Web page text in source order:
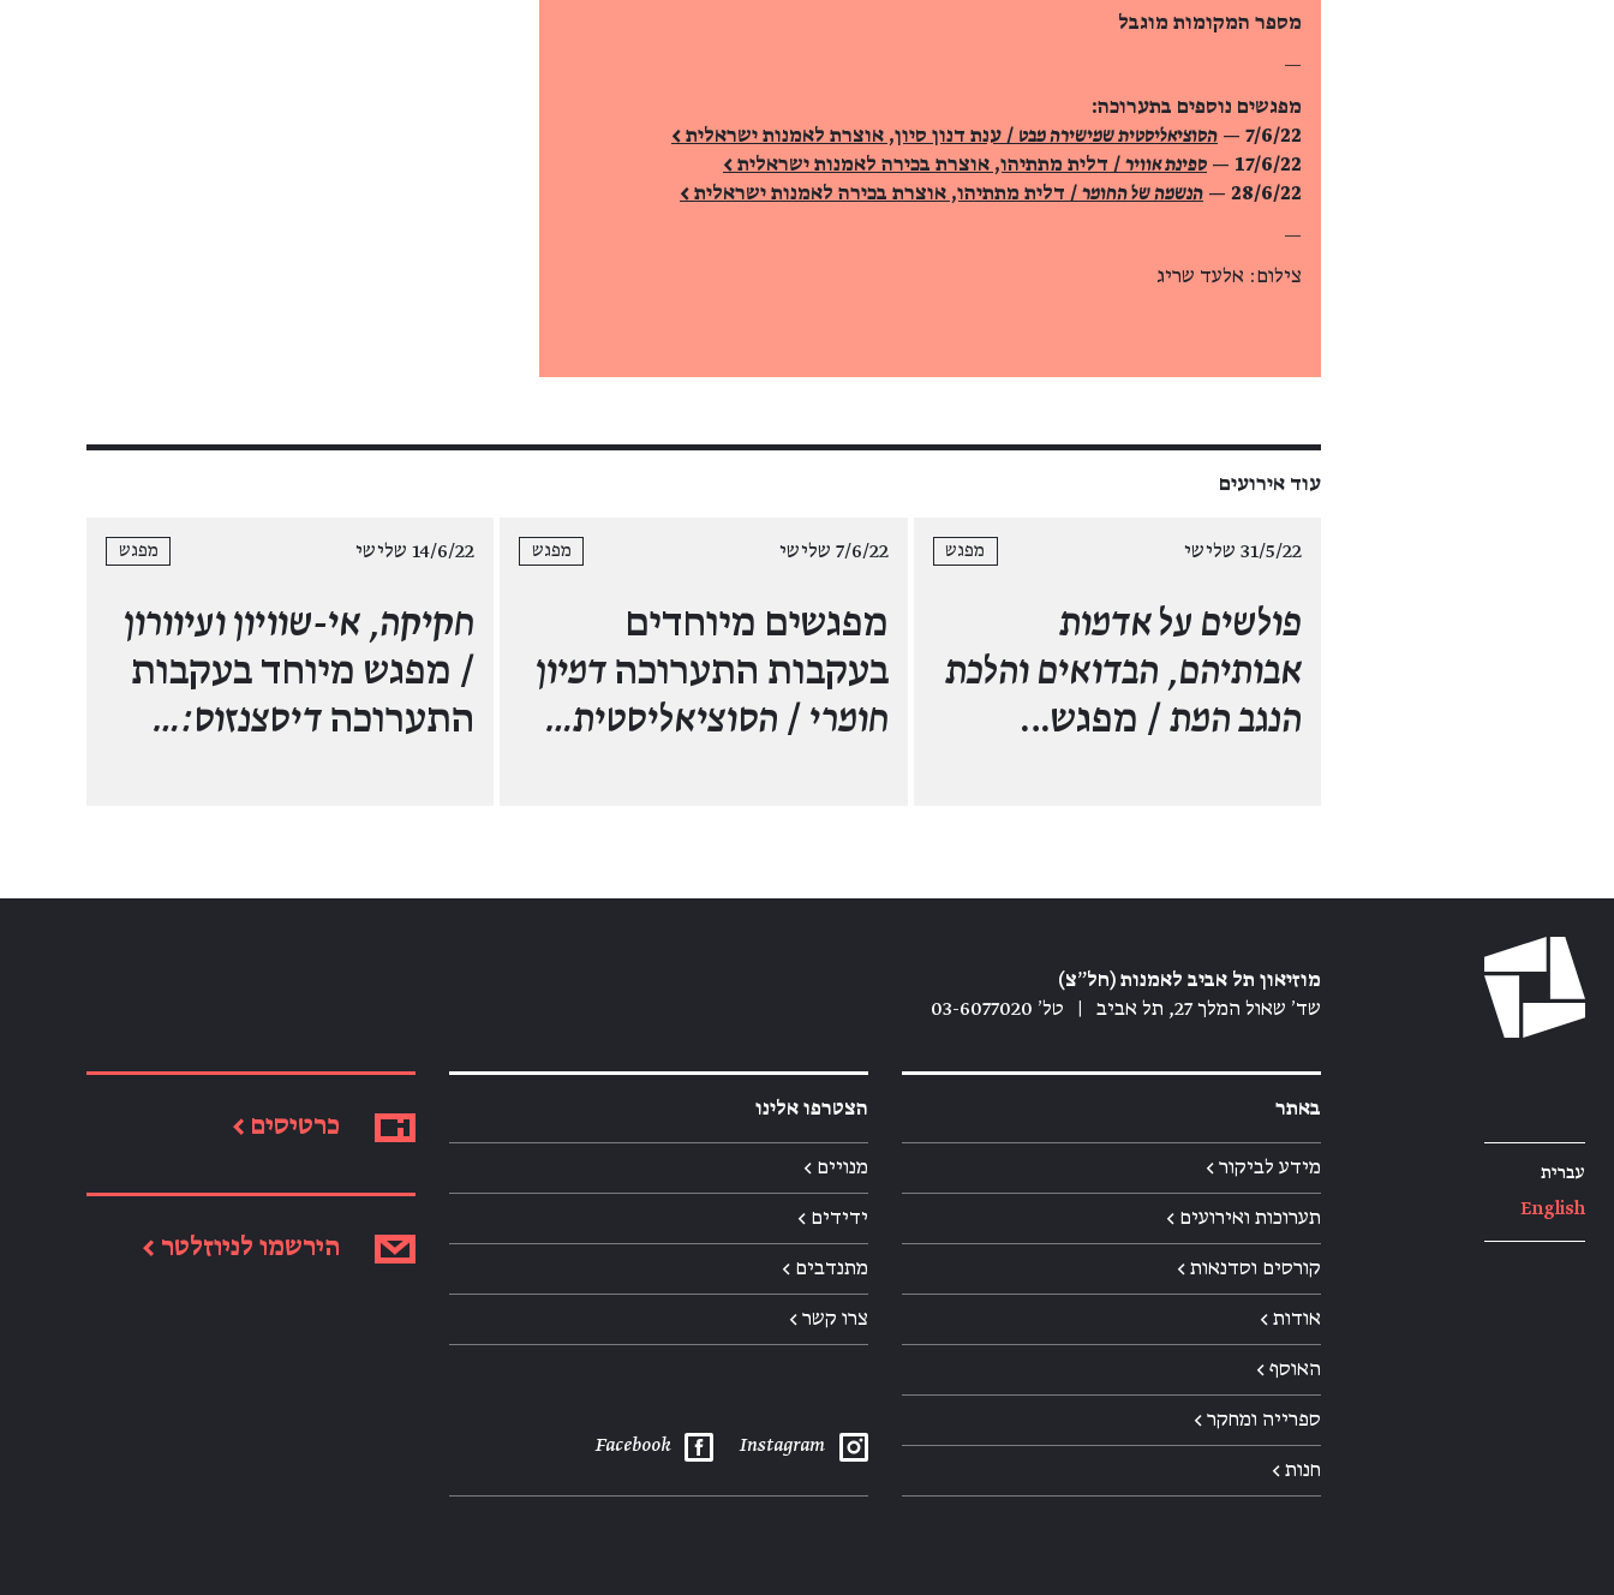
מספר המקומות מוגבל
—
מפגשים נוספים בתערוכה:
7/6/22 —
הסוציאליסטית שמישירה מבט / ענת דנון סיון, אוצרת לאמנות ישראלית >
17/6/22 —
ספינת אוויר / דלית מתתיהו, אוצרת בכירה לאמנות ישראלית >
28/6/22 —
הנשמה של החומר / דלית מתתיהו, אוצרת בכירה לאמנות ישראלית >
—
צילום: אלעד שריג
עוד אירועים
31/5/22 שלישי מפגש
פולשים על אדמות
אבותיהם, הבדואים והלכת
הנגב המת / מפגש…
7/6/22 שלישי מפגש
מפגשים מיוחדים
בעקבות התערוכהדמיון
חומרי / הסוציאליסטית…
14/6/22 שלישי מפגש
חקיקה, אי-שוויון ועיוורון
/ מפגש מיוחד בעקבות
התערוכה דיסצנזוס:…
עברית
English
מוזיאון תל אביב לאמנות (חל״צ)
שד׳ שאול המלך 27, תל אביב
טל׳ 03-6077020
באתר
מידע לביקור ←
תערוכות ואירועים ←
קורסים וסדנאות ←
אודות ←
האוסף ←
ספרייה ומחקר ←
חנות ←
הצטרפו אלינו
מנויים ←
ידידים ←
מתנדבים ←
צרו קשר ←
Instagram
Facebook
כרטיסים ←
הירשמו לניוזלטר ←